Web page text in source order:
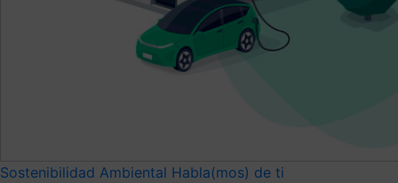
Sostenibilidad Ambiental Habla(mos) de ti